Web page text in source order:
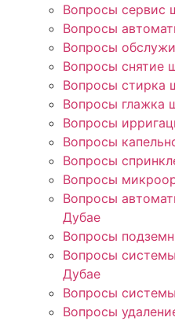
Вопросы сервис
Вопросы
Вопросы
Вопросы снятие
Вопросы стирка
Вопросы глажка
Вопросы
Вопросы
Вопросы
Вопросы
Вопросы
Дубае
Вопросы
Вопросы
Дубае
Вопросы
Вопросы